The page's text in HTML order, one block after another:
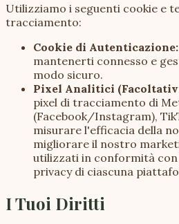
Utilizziamo i seguenti cookie e
tracciamento:
Cookie di Autenticazione:
mantenerti connesso e
modo sicuro.
Pixel Analitici
pixel di tracciamento di
(Facebook/Instagram),
misurare l'efficacia della
migliorare il nostro
utilizzati in conformità con
privacy di ciascuna
I Tuoi Diritti